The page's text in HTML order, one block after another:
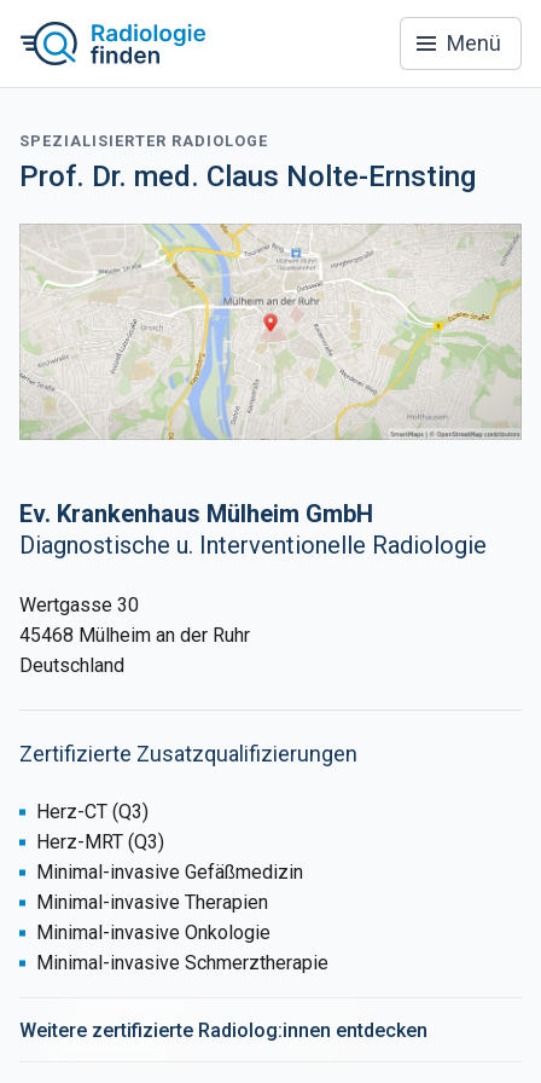
Menü
SPEZIALISIERTER RADIOLOGE
Prof. Dr. med. Claus Nolte-Ernsting
Ev. Krankenhaus Mülheim GmbH
Diagnostische u. Interventionelle Radiologie
Wertgasse 30
45468 Mülheim an der Ruhr
Deutschland
Zertifizierte Zusatzqualifizierungen
Herz-CT (Q3)
Herz-MRT (Q3)
Minimal-invasive Gefäßmedizin
Minimal-invasive Therapien
Minimal-invasive Onkologie
Minimal-invasive Schmerztherapie
Weitere zertifizierte Radiolog:innen entdecken